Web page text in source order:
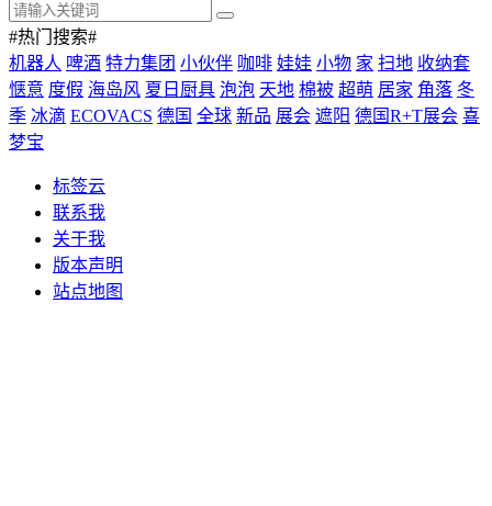
#热门搜索#
机器人 啤酒 特力集团 小伙伴 咖啡 娃娃 小物 家 扫地 收纳套
惬意 度假 海岛风 夏日厨具 泡泡 天地 棉被 超萌 居家 角落 冬
季 冰滴 ECOVACS 德国 全球 新品 展会 遮阳 德国R+T展会 喜
梦宝
标签云
联系我
关于我
版本声明
站点地图